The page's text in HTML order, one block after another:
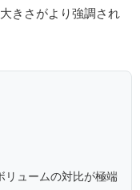
きさがより強調され
リュームの対比が極端